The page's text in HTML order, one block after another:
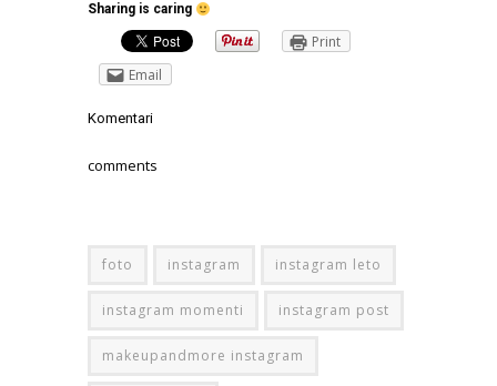
Sharing is caring
Print
Email
Komentari
comments
foto instagram instagram leto
instagram momenti instagram post
makeupandmore instagram